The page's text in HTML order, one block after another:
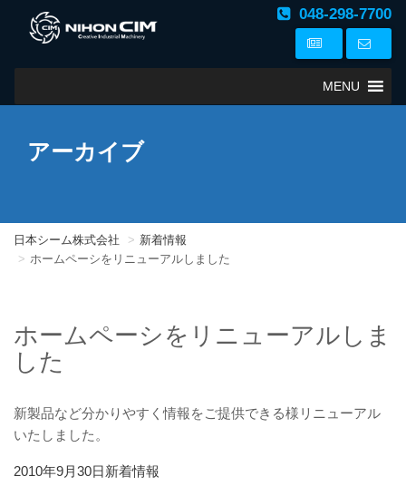
048-298-7700
MENU
アーカイブ
日本シーム株式会社
新着情報
ホームペーシをリニューアルしました
ホームペーシをリニューアルしま
した
新製品など分かりやすく情報をご提供できる様リニューアル
いたしました。
投
2010年9月30日カ
新着情報